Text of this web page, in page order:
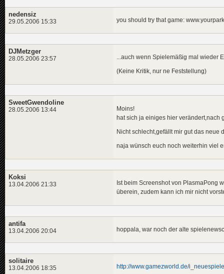
nedensiz
29.05.2006 15:33 you should try that game:
DJMetzger
28.05.2006 23:57 ...auch wenn Spielemäßig mal wieder
(Keine Kritik, nur ne Feststellung)
SweetGwendoline
28.05.2006 13:44
Moins!
hat sich ja einiges hier verändert,nach
Nicht schlecht,gefällt mir gut das neue
naja wünsch euch noch weiterhin viel
Koksi
13.04.2006 21:33
Ist beim Screenshot von PlasmaPong
überein, zudem kann ich mir nicht
antifa
13.04.2006 20:04 hoppala, war noch der alte
solitaire
13.04.2006 18:35 http://www.gamezworld.de/